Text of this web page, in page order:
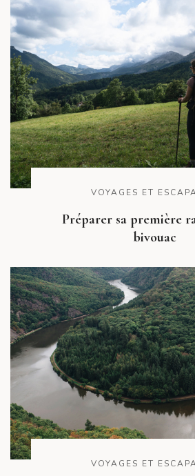
VOYAGES ET
Préparer sa première
bivouac
VOYAGES ET